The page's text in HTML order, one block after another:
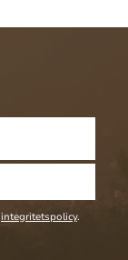
integritetspolicy.